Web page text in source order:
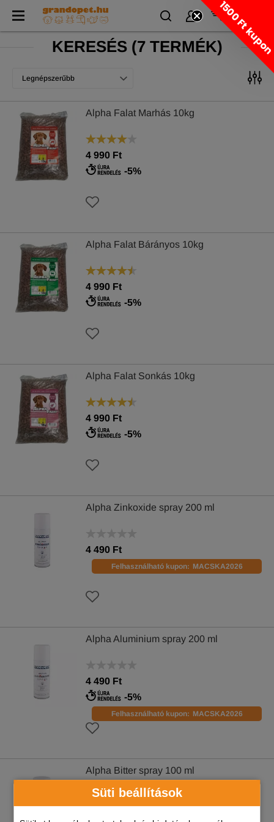
Süti beállítások
KERESÉS(7 TERMÉK)
Legnépszerűbb
Alpha Falat Marhás 10kg
4 990 Ft
-5%
Alpha Falat Bárányos 10kg
4 990 Ft
-5%
Alpha Falat Sonkás 10kg
4 990 Ft
-5%
Alpha Zinkoxide spray 200 ml
4 490 Ft
Felhasználható kupon: MACSKA2026
Alpha Aluminium spray 200 ml
4 490 Ft
-5%
Felhasználható kupon: MACSKA2026
Alpha Bitter spray 100 ml
1500 Ft